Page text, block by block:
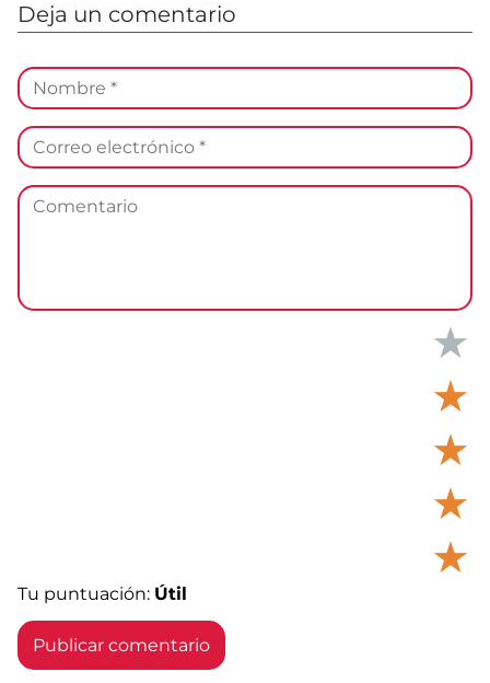
Deja un comentario
★
★
★
★
★
Tu puntuación: Útil